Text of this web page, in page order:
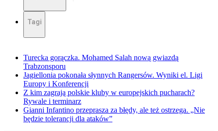
Tagi
Turecka gorączka. Mohamed Salah nową gwiazdą
Trabzonsporu
Jagiellonia pokonała słynnych Rangersów. Wyniki el. Ligi
Europy i Konferencji
Z kim zagrają polskie kluby w europejskich pucharach?
Rywale i terminarz
Gianni Infantino przeprasza za błędy, ale też ostrzega. „Nie
będzie tolerancji dla ataków”